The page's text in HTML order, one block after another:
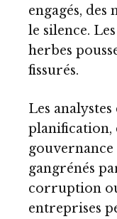
engagés,
le silence.
herbes
fissurés.
Les
planification,
gangrénés
corruption
entreprises